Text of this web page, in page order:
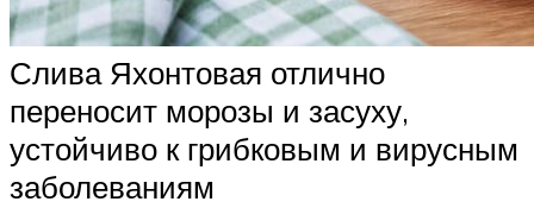
Слива Яхонтовая отлично
переносит морозы и засуху,
устойчиво к грибковым и вирусным
заболеваниям